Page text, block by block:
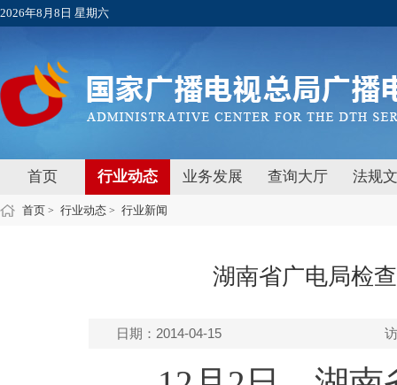
2026年8月8日 星期六
首页 行业动态 业务发展 查询大厅 法规
首页 > 行业动态 > 行业新闻
湖南省广电局检
日期：2014-04-15